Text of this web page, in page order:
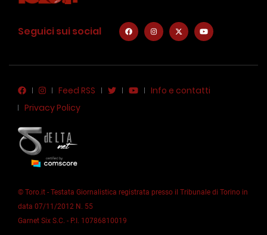
Seguici sui social
Feed RSS
Info e contatti
Privacy Policy
© Toro.it - Testata Giornalistica registrata presso il Tribunale di Torino in
data 07/11/2012 N. 55
Garnet Six S.C. - P.I. 10786810019